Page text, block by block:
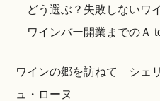
どう選ぶ？失敗しないワ
ワインバー開業までのＡ
ワインの郷を訪ねて シェ
ュ・ローヌ